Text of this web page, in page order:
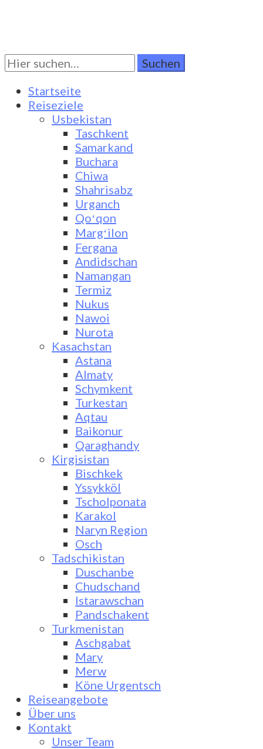
Turkestan Travel
Discover Central Asia
Suchen
Sie
nach:Startseite
Reiseziele
Usbekistan
Taschkent
Samarkand
Buchara
Chiwa
Shahrisabz
Urganch
Qoʻqon
Margʻilon
Fergana
Andidschan
Namangan
Termiz
Nukus
Nawoi
Nurota
Kasachstan
Astana
Almaty
Schymkent
Turkestan
Aqtau
Baikonur
Qaraghandy
Kirgisistan
Bischkek
Yssykköl
Tscholponata
Karakol
Naryn Region
Osch
Tadschikistan
Duschanbe
Chudschand
Istarawschan
Pandschakent
Turkmenistan
Aschgabat
Mary
Merw
Köne Urgentsch
Reiseangebote
Über uns
Kontakt
Unser Team